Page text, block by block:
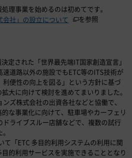
理事業を始めるのは初めてです。
会社」の設立について を参照
定された「世界最先端IT国家創造宣言」
道路以外の施設でもETC等のITS技術が
便性の向上を図る」という方針に基づ
大に向けて検討を進めてまいりました。
ズ株式会社の出資各社などと協働で、
な事業化に向けて、駐車場やカーフェリ
ライブスルー店舗などで、複数の試行
て「ETC 多目的利用システムの利用に関
的利用サービスを実施できることとなり